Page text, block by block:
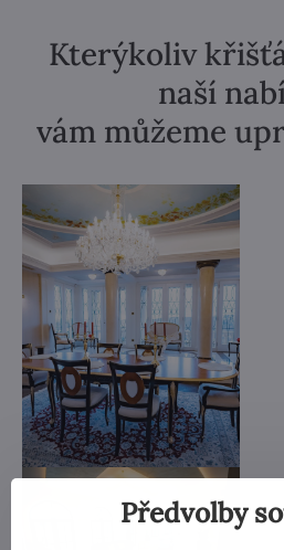
Kterýkoliv
naší
vám můžeme
Předvolby